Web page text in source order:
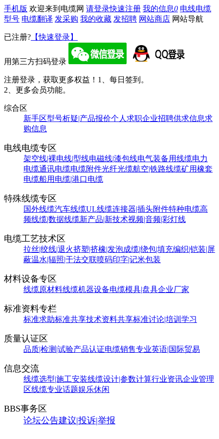
手机版 欢迎来到电缆网 请登录快速注册 我的信息0 电线电缆
型号 电缆翻译 发采购 我的收藏 发招聘 网站商店 网站导航
已注册? 【快速登录】
用第三方扫码登录
注册登录，获取更多权益！ 1、每日签到。
2、更多会员功能。
综合区
新手区型号析疑|产品报价个人求职企业招聘供求信息求
购信息
电线电缆专区
架空线|裸电线|型线电磁线|漆包线电气装备用线缆电力
电缆通讯电缆电缆附件光纤光缆航空|铁路线缆矿用橡套
电缆船用电缆|港口电缆
特殊线缆专区
国外线缆汽车线缆UL线缆连接器|插头附件特种电缆高
频线缆|数据线缆新产品|新技术视频|音频|彩灯线
电缆工艺技术区
拉丝|绞线|退火挤塑|挤橡|发泡成缆|绕包|填充编织|铠装|屏
蔽温水|辐照|干法交联喷码印字|记米包装
材料设备专区
线缆原材料线缆机器设备电缆模具|盘具企业厂家
标准资料专栏
标准求助标准共享技术资料共享标准讨论|培训学习
质量认证区
品质|检测|试验产品认证电缆销售专业英语|国际贸易
信息交流
线缆选型|施工安装线缆设计|参数计算行业资讯企业管理
区线缆专业话题娱乐休闲
BBS事务区
论坛公告建议|投诉|举报